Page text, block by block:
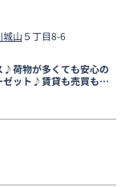
城山５丁目8-6
♪荷物が多くても安心の
ゼット♪賃貸も売買もお